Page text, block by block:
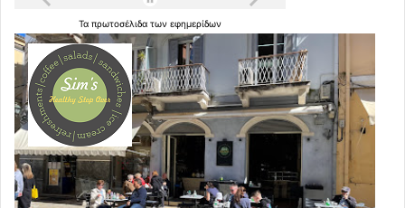
Τα πρωτοσέλιδα των εφημερίδων